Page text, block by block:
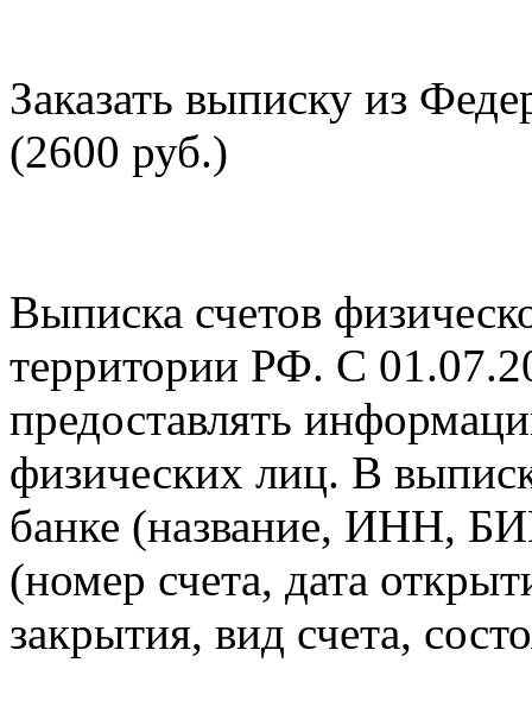
Заказать выписку из
(2600 руб.)
Выписка счетов
территории РФ. С
предоставлять
физических лиц. В
банке (название, ИНН,
(номер счета, дата
закрытия, вид счета,